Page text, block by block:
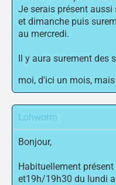
Je serais présent
et dimanche puis
au mercredi.
Il y aura surement des
moi, d'ici un mois,
Lohworm
Bonjour,
Habituellement
et19h/19h30 du lundi